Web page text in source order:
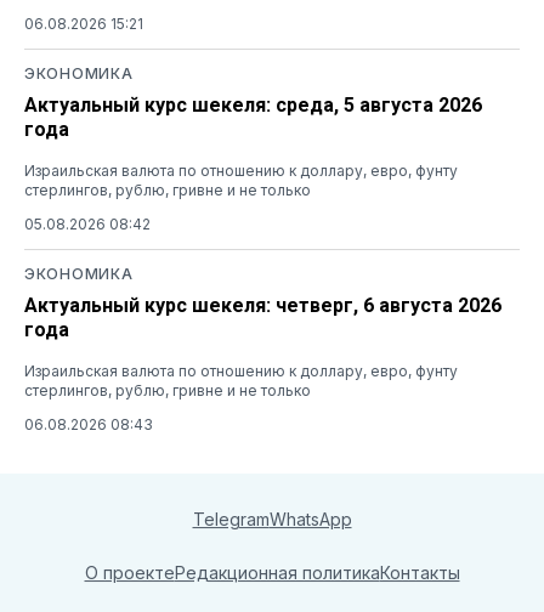
06.08.2026 15:21
ЭКОНОМИКА
Актуальный курс шекеля: среда, 5 августа 2026
года
Израильская валюта по отношению к доллару, евро, фунту
стерлингов, рублю, гривне и не только
05.08.2026 08:42
ЭКОНОМИКА
Актуальный курс шекеля: четверг, 6 августа 2026
года
Израильская валюта по отношению к доллару, евро, фунту
стерлингов, рублю, гривне и не только
06.08.2026 08:43
TelegramWhatsApp
О проектеРедакционная политикаКонтакты